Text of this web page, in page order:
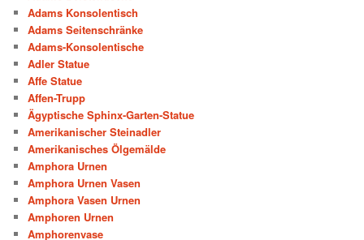
Adams Konsolentisch
Adams Seitenschränke
Adams-Konsolentische
Adler Statue
Affe Statue
Affen-Trupp
Ägyptische Sphinx-Garten-Statue
Amerikanischer Steinadler
Amerikanisches Ölgemälde
Amphora Urnen
Amphora Urnen Vasen
Amphora Vasen Urnen
Amphoren Urnen
Amphorenvase